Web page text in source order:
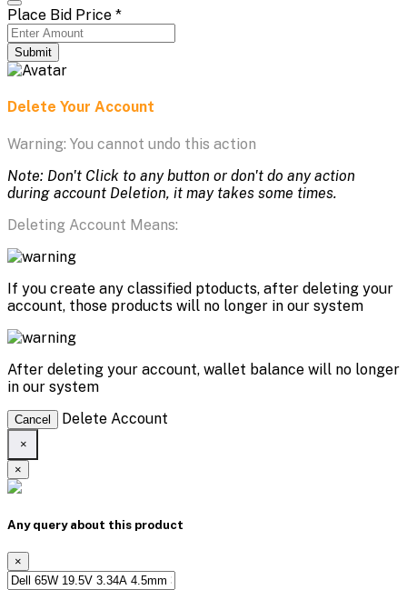
Place Bid Price *
Submit
Delete Your Account
Warning: You cannot undo this action
Note: Don't Click to any button or don't do any action
during account Deletion, it may takes some times.
Deleting Account Means:
If you create any classified ptoducts, after deleting your
account, those products will no longer in our system
After deleting your account, wallet balance will no longer
in our system
Cancel Delete Account
×
×
Any query about this product
×